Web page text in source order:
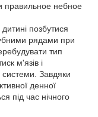
правильное небное
позбутися
рядами при
тип
м'язів і
системи. Завдяки
денної
під час нічного